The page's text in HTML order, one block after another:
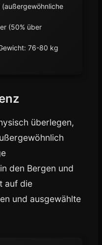
(50% über
76-80 kg
überlegen,
den Bergen und
auf die
und ausgewählte